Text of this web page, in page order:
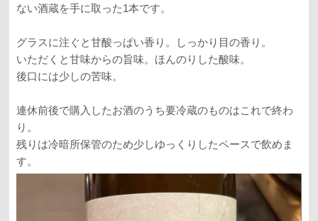
ない酒蔵を手に取った1本です。
グラスに注ぐと甘酸っぱい香り。しっかり目の香り。
いただくと甘味からの旨味。ほんのりした酸味。
後口には少しの苦味。
連休前後で購入したお酒のうち要冷蔵のものはこれで終わ
り。
残りは冷暗所保管のため少しゆっくりしたペースで飲めま
す。